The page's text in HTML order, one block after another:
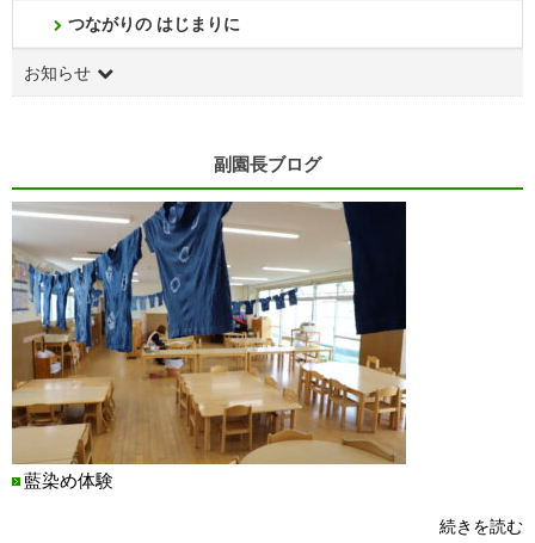
つながりの はじまりに
お知らせ
副園長ブログ
藍染め体験
続きを読む